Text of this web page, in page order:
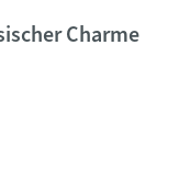
Charme